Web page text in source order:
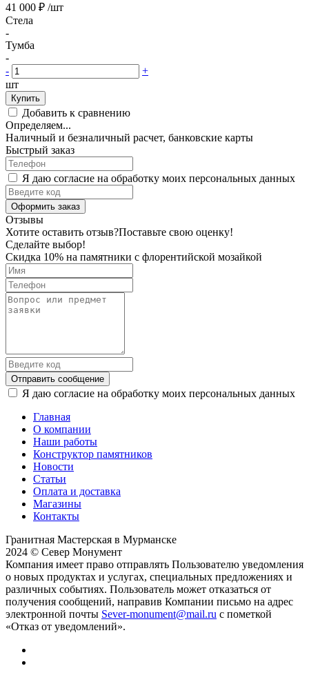
41 000 ₽ /шт
Стела
-
Тумба
-
-
+
шт
Купить
Добавить к сравнению
Определяем...
Наличный и безналичный расчет, банковские карты
Быстрый заказ
Я даю согласие на обработку моих персональных данных
Оформить заказ
Отзывы
Хотите оставить отзыв?Поставьте свою оценку!
Сделайте выбор!
Скидка 10% на памятники с флорентийской мозайкой
Отправить сообщение
Я даю согласие на обработку моих персональных данных
Главная
О компании
Наши работы
Конструктор памятников
Новости
Статьи
Оплата и доставка
Магазины
Контакты
Гранитная Мастерская в Мурманске
2024 © Север Монумент
Компания имеет право отправлять Пользователю уведомления
о новых продуктах и услугах, специальных предложениях и
различных событиях. Пользователь может отказаться от
получения сообщений, направив Компании письмо на адрес
электронной почты Sever-monument@mail.ru с пометкой
«Отказ от уведомлений».